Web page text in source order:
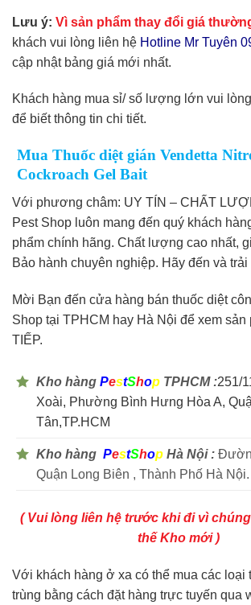
Lưu ý: Vì sản phẩm thay đổi giá
khách vui lòng liên hệ Hotline Mr Tuyên
cập nhật bảng giá mới nhất.
Khách hàng mua sỉ/ số lượng lớn vui
để biết thông tin chi tiết.
Mua Thuốc diệt gián Vendetta
Cockroach Gel Bait
Với phương châm: UY TÍN – CHẤT
Pest Shop luôn mang đến quý khách
phẩm chính hãng. Chất lượng cao nhất,
Bảo hành chuyên nghiệp. Hãy đến và
Mời Bạn đến cửa hàng bán thuốc diệt
Shop tại TPHCM hay Hà Nội để xem
TIẾP.
Kho hàng PestShop TPHCM :251/
Xoài, Phường Bình Hưng Hòa A,
Tân,TP.HCM
Kho hàng PestShop Hà Nội :
Quận Long Biên , Thành Phố Hà Nội.
( Vui lòng liên hệ trước khi đi vì
thế Kho mới )
Với khách hàng ở xa có thể mua các loại
trùng bằng cách đặt hàng trực tuyến qua